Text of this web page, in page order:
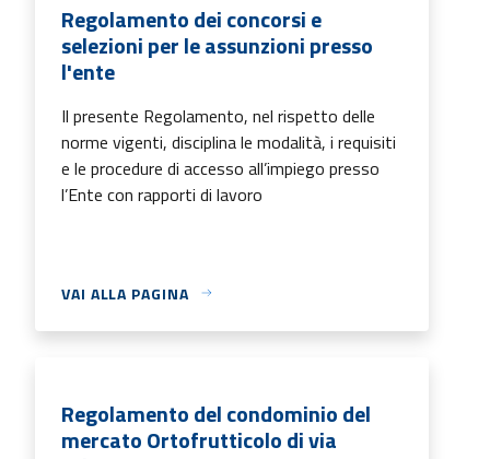
Regolamento dei concorsi e
selezioni per le assunzioni presso
l'ente
Il presente Regolamento, nel rispetto delle
norme vigenti, disciplina le modalità, i requisiti
e le procedure di accesso all’impiego presso
l’Ente con rapporti di lavoro
VAI ALLA PAGINA
Regolamento del condominio del
mercato Ortofrutticolo di via